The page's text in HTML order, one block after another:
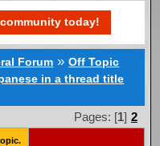
today!
Forum »Off Topic
in a thread title
Pages: [1] 2